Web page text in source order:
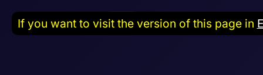
If you want to visit the version of this page in